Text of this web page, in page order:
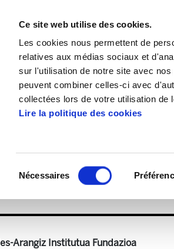
Ce site web utilise des cookies.
Les cookies nous permettent de
relatives aux médias sociaux et
sur l'utilisation de notre site avec
peuvent combiner celles-ci avec
collectées lors de votre utilisation de
Lire la politique des cookies
Nécessaires
ELA Astekaria ELA
ELA Astekaria 88.pdf
Arangiz Institutua Fundazioa